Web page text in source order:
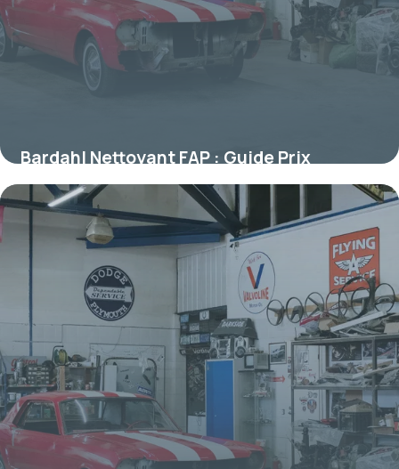
Bardahl Nettoyant FAP : Guide Prix
Efficacité
8 juillet 2026